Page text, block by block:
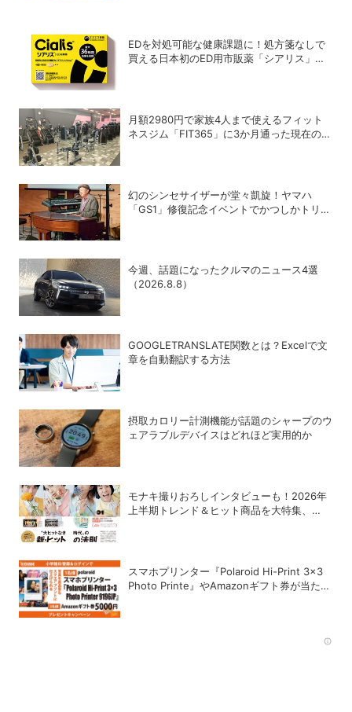
EDを対処可能な健康課題に！処方箋なしで
買える日本初のED用市販薬「シアリス」が
月額2980円で家族4人まで使えるフィット
ネスジム「FIT365」に3か月通った現在のリ
幻のシンセサイザーが堂々凱旋！ヤマハ
「GS1」修復記念イベントでかつしかトリオ
今週、話題になったクルマのニュース4選
（2026.8.8）
GOOGLETRANSLATE関数とは？Excelで文
章を自動翻訳する方法
摂取カロリー計測機能が話題のシャープのウ
ェアラブルデバイスはどれほど実用的か
モナキ撮りおろしインタビューも！2026年
上半期トレンド＆ヒット商品を大特集、
スマホプリンター『Polaroid Hi-Print 3×3
Photo Printe』やAmazonギフト券が当た